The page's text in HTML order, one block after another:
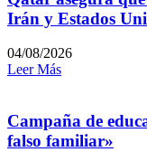
Irán y Estados
04/08/2026
Leer Más
Campaña de
falso familiar»